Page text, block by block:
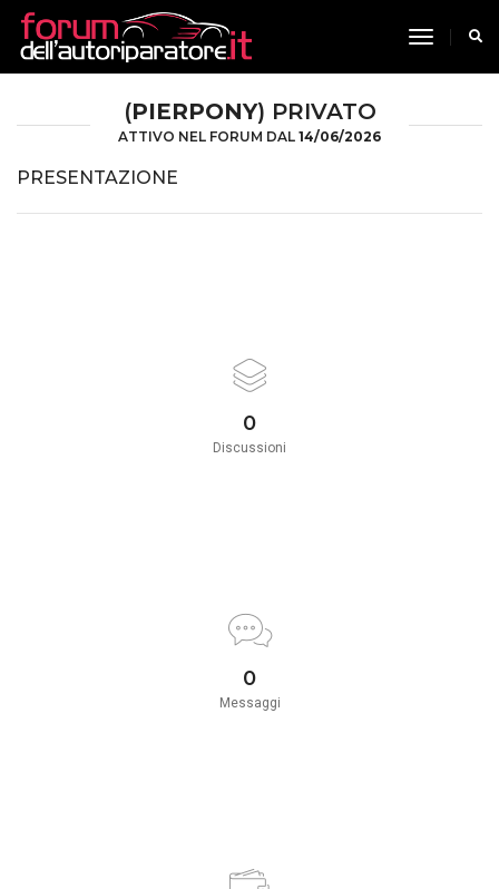
toggle
(PIERPONY) PRIVATO
ATTIVO NEL FORUM DAL 14/06/2026
PRESENTAZIONE
0
Discussioni
0
Messaggi